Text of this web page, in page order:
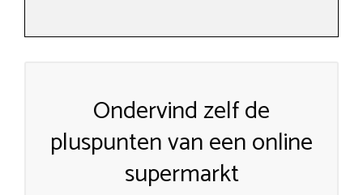
Ondervind zelf de
pluspunten van een online
supermarkt